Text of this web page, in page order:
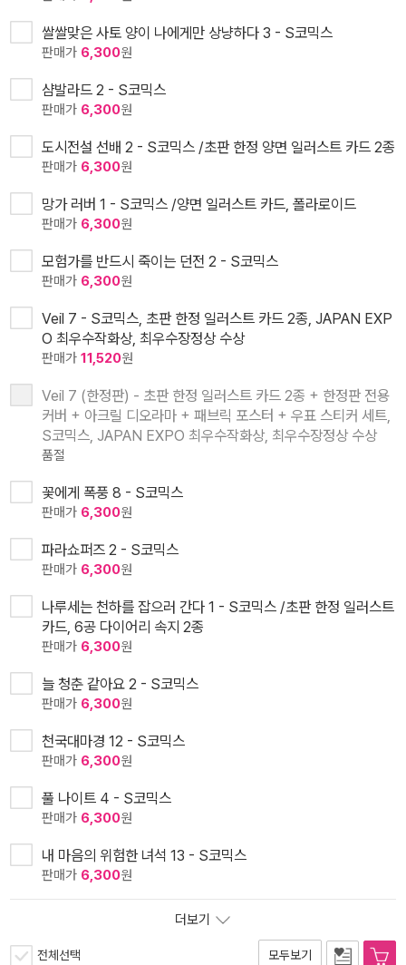
쌀쌀맞은 사토 양이 나에게만 상냥하다 3 - S코믹스
판매가 6,300원
샴발라드 2 - S코믹스
판매가 6,300원
도시전설 선배 2 - S코믹스 /초판 한정 양면 일러스트 카드 2종
판매가 6,300원
망가 러버 1 - S코믹스 /양면 일러스트 카드, 폴라로이드
판매가 6,300원
모험가를 반드시 죽이는 던전 2 - S코믹스
판매가 6,300원
Veil 7 - S코믹스, 초판 한정 일러스트 카드 2종, JAPAN EXP
O 최우수작화상, 최우수장정상 수상
판매가 11,520원
Veil 7 (한정판) - 초판 한정 일러스트 카드 2종 + 한정판 전용
커버 + 아크릴 디오라마 + 패브릭 포스터 + 우표 스티커 세트,
S코믹스, JAPAN EXPO 최우수작화상, 최우수장정상 수상
품절
꽃에게 폭풍 8 - S코믹스
판매가 6,300원
파라쇼퍼즈 2 - S코믹스
판매가 6,300원
나루세는 천하를 잡으러 간다 1 - S코믹스 /초판 한정 일러스트
카드, 6공 다이어리 속지 2종
판매가 6,300원
늘 청춘 같아요 2 - S코믹스
판매가 6,300원
천국대마경 12 - S코믹스
판매가 6,300원
풀 나이트 4 - S코믹스
판매가 6,300원
내 마음의 위험한 녀석 13 - S코믹스
판매가 6,300원
더보기
전체선택 모두보기